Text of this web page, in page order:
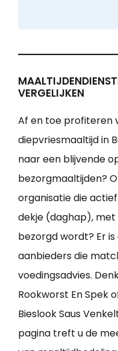
VERGELIJKEN
Af en toe profiteren
diepvriesmaaltijd in
naar een blijvende
bezorgmaaltijden?
organisatie die
dekje (daghap),
bezorgd wordt? Er
aanbieders die
voedingsadvies.
Rookworst En Spek
Bieslook Saus
pagina treft u de